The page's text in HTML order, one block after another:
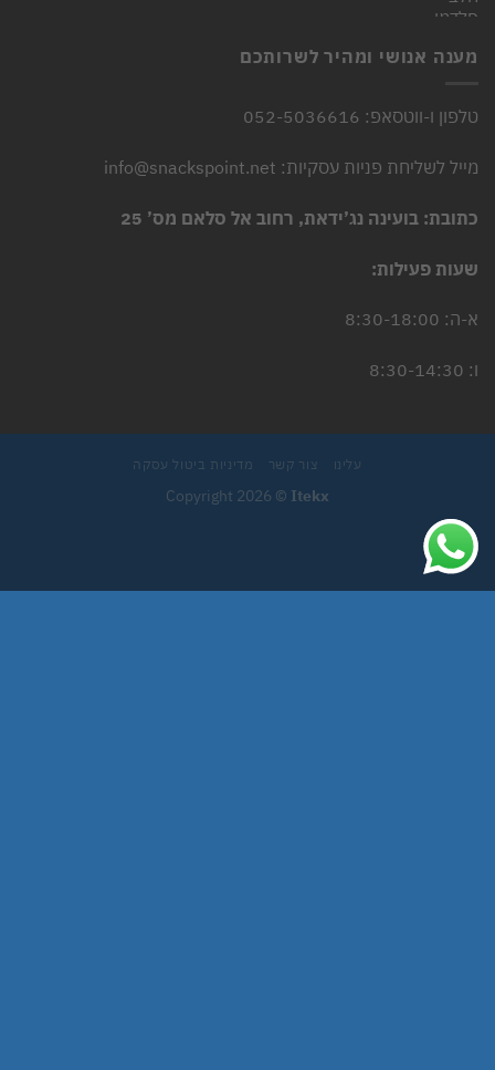
6.00 ₪.
4.90 ₪.
מענה אנושי ומהיר לשרותכם
טלפון ו-ווטסאפ: 052-5036616
מייל לשליחת פניות עסקיות: info@snackspoint.net
כתובת: בועינה נג’ידאת, רחוב אל סלאם מס’ 25
שעות פעילות:
א-ה: 8:30-18:00
ו: 8:30-14:30
עלינו צור קשר מדיניות ביטול עסקה
Copyright 2026 © Itekx